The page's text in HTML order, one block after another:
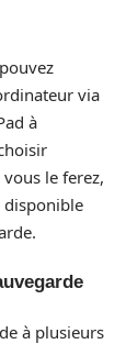
via
à
le ferez,
disponible
à plusieurs